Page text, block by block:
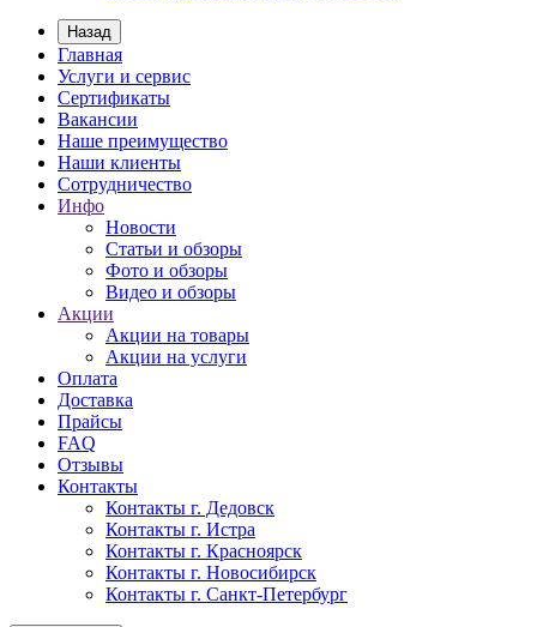
Назад
Главная
Услуги и сервис
Сертификаты
Вакансии
Наше преимущество
Наши клиенты
Сотрудничество
Инфо
Новости
Статьи и обзоры
Фото и обзоры
Видео и обзоры
Акции
Акции на товары
Акции на услуги
Оплата
Доставка
Прайсы
FAQ
Отзывы
Контакты
Контакты г. Дедовск
Контакты г. Истра
Контакты г. Красноярск
Контакты г. Новосибирск
Контакты г. Санкт-Петербург